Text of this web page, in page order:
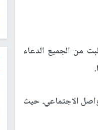
من الجميع الدعاء
الاجتماعي. حيث